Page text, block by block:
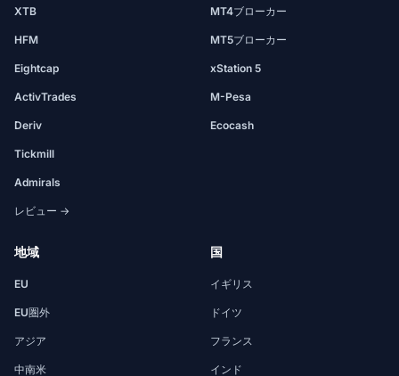
XTB
HFM
Eightcap
ActivTrades
Deriv
Tickmill
Admirals
レビュー →
MT4ブローカー
MT5ブローカー
xStation 5
M-Pesa
Ecocash
地域
EU
EU圏外
アジア
中南米
国
イギリス
ドイツ
フランス
インド